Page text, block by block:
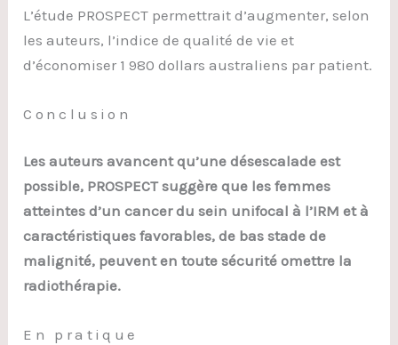
L’étude PROSPECT permettrait d’augmenter, selon
les auteurs, l’indice de qualité de vie et
d’économiser 1 980 dollars australiens par patient.
Conclusion
Les auteurs avancent qu’une désescalade est
possible, PROSPECT suggère que les femmes
atteintes d’un cancer du sein unifocal à l’IRM et à
caractéristiques favorables, de bas stade de
malignité, peuvent en toute sécurité omettre la
radiothérapie.
En pratique